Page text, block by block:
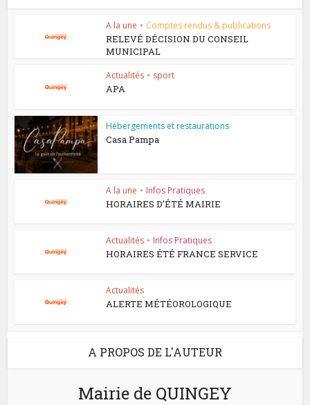
A la une • Comptes rendus & publications
RELEVÉ DÉCISION DU CONSEIL
MUNICIPAL
Actualités • sport
APA
Hébergements et restaurations
Casa Pampa
A la une • Infos Pratiques
HORAIRES D’ÉTÉ MAIRIE
Actualités • Infos Pratiques
HORAIRES ÉTÉ FRANCE SERVICE
Actualités
ALERTE MÉTÉOROLOGIQUE
A PROPOS DE L'AUTEUR
Mairie de QUINGEY